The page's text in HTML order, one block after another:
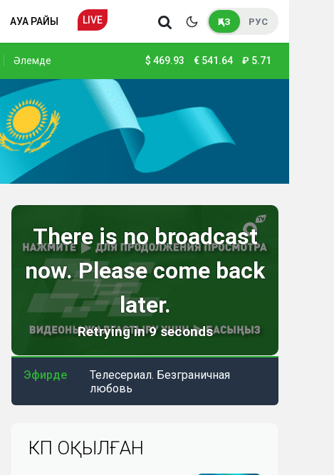
АУА РАЙЫ LIVE ҚАЗ РУС
Әлемде $ 469.93 € 541.64 ₽ 5.71
Эфирде
Телесериал. Безграничная
любовь
КӨП ОҚЫЛҒАН